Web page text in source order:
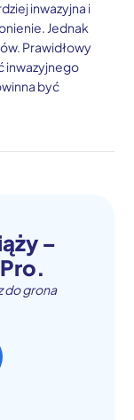
inwazyjna i
Jednak
Prawidłowy
inwazyjnego
być
–
do grona